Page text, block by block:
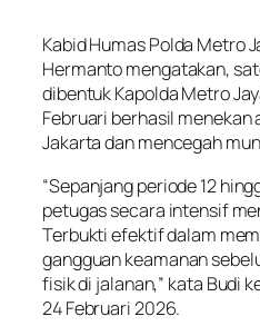
Kabid Humas Polda Metro
Hermanto mengatakan,
dibentuk Kapolda Metro
Februari berhasil
Jakarta dan mencegah
“Sepanjang periode 12
petugas secara intensif
Terbukti efektif dalam
gangguan keamanan
fisik di jalanan,” kata Budi
24 Februari 2026.